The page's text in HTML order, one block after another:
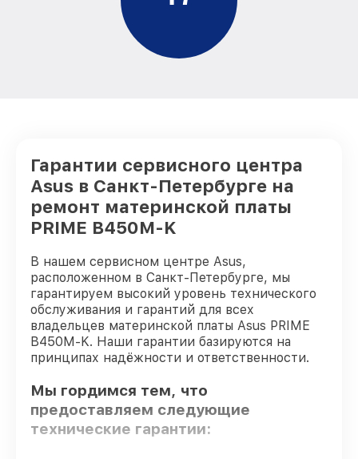
Гарантии сервисного центра
Asus в Санкт-Петербурге на
ремонт материнской платы
PRIME B450M-K
В нашем сервисном центре Asus,
расположенном в Санкт-Петербурге, мы
гарантируем высокий уровень технического
обслуживания и гарантий для всех
владельцев материнской платы Asus PRIME
B450M-K. Наши гарантии базируются на
принципах надёжности и ответственности.
Мы гордимся тем, что
предоставляем следующие
технические гарантии: